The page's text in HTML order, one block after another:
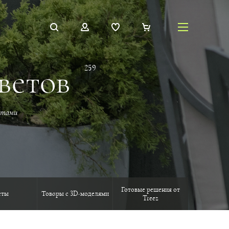
259
Товары с 3D-моделями
Готовые решения от
Treez